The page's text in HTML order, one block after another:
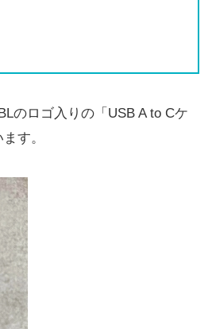
のロゴ入りの「USB A to Cケ
す。